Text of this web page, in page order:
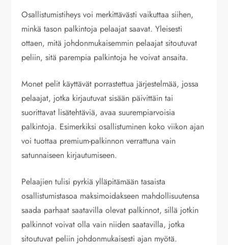
Osallistumistiheys voi merkittävästi vaikuttaa siihen,
minkä tason palkintoja pelaajat saavat. Yleisesti
ottaen, mitä johdonmukaisemmin pelaajat sitoutuvat
peliin, sitä parempia palkintoja he voivat ansaita.
Monet pelit käyttävät porrastettua järjestelmää, jossa
pelaajat, jotka kirjautuvat sisään päivittäin tai
suorittavat lisätehtäviä, avaa suurempiarvoisia
palkintoja. Esimerkiksi osallistuminen koko viikon ajan
voi tuottaa premium-palkinnon verrattuna vain
satunnaiseen kirjautumiseen.
Pelaajien tulisi pyrkiä ylläpitämään tasaista
osallistumistasoa maksimoidakseen mahdollisuutensa
saada parhaat saatavilla olevat palkinnot, sillä jotkin
palkinnot voivat olla vain niiden saatavilla, jotka
sitoutuvat peliin johdonmukaisesti ajan myötä.